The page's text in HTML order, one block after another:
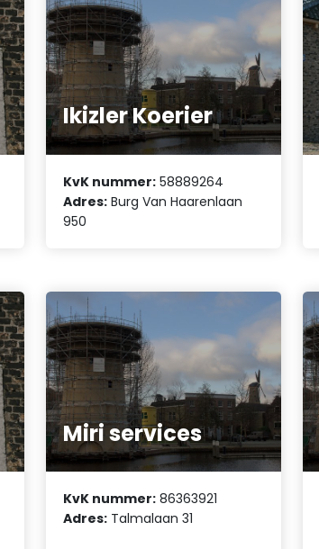
Ikizler Koerier
KvK nummer: 58889264
Adres: Burg Van Haarenlaan
950
Miri services
KvK nummer: 86363921
Adres: Talmalaan 31